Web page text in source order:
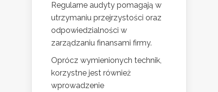
Regularne audyty pomagają w
utrzymaniu przejrzystości oraz
odpowiedzialności w
zarządzaniu finansami firmy.
Oprócz wymienionych technik,
korzystne jest również
wprowadzenie